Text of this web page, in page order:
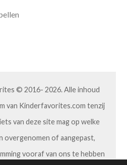
© 2016- 2026. Alle inhoud
van Kinderfavorites.com tenzij
van deze site mag op welke
overgenomen of aangepast,
vooraf van ons te hebben